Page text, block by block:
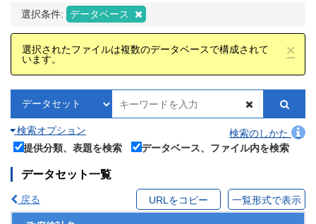
選択条件: データベース
×
選択されたファイルは複数のデータベースで構成されて
います。
検索オプション
検索のしかた
提供分類、表題を検索
データベース、ファイル内を検索
データセット一覧
戻る URLをコピー 一覧形式で表示